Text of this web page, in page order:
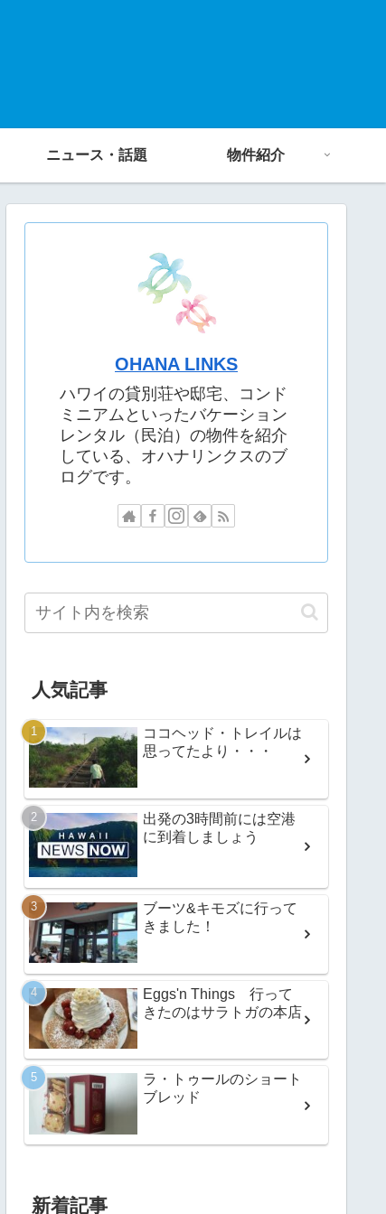
ニュース・話題 物件紹介
OHANA LINKS
ハワイの貸別荘や邸宅、コンド
ミニアムといったバケーション
レンタル（民泊）の物件を紹介
している、オハナリンクスのブ
ログです。
人気記事
ココヘッド・トレイルは
思ってたより・・・
出発の3時間前には空港
に到着しましょう
ブーツ&キモズに行って
きました！
Eggs'n Things 行って
きたのはサラトガの本店
ラ・トゥールのショート
ブレッド
新着記事